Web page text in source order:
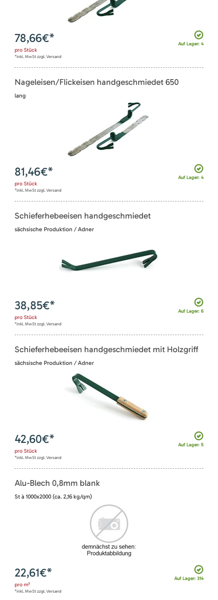
Auf Lager: 4
78,66€*
pro Stück
*inkl. MwSt zzgl. Versand
Nageleisen/Flickeisen handgeschmiedet 650
lang
Auf Lager: 4
81,46€*
pro Stück
*inkl. MwSt zzgl. Versand
Schieferhebeeisen handgeschmiedet
sächsische Produktion / Adner
Auf Lager: 6
38,85€*
pro Stück
*inkl. MwSt zzgl. Versand
Schieferhebeeisen handgeschmiedet mit Holzgriff
sächsische Produktion / Adner
Auf Lager: 5
42,60€*
pro Stück
*inkl. MwSt zzgl. Versand
Alu-Blech 0,8mm blank
St à 1000x2000 (ca. 2,16 kg/qm)
Auf Lager: 314
22,61€*
pro m²
*inkl. MwSt zzgl. Versand